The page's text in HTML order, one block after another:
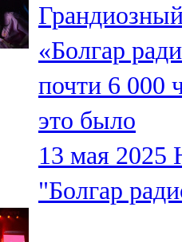
Чирмешән
107,7 FM
Чистай
103,0 FM
Чүпрәле
91,0 FM
«Болгар
почти 6 000
это было
13 мая 2025
"Болгар